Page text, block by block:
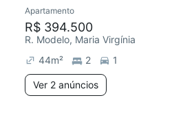
Apartamento
R$ 394.500
R. Modelo, Maria Virgínia
44m² 2 1
Ver 2 anúncios